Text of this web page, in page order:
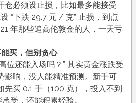
仓必须设止损，比如最多能接受
“下跌 29.7 元 / 克” 止损，到点
年那些追高伦敦金的人，一天亏
买，但别贪心
位还能入场吗？” 其实黄金涨跌受
影响，没人能精准预测。新手可
先买 0.1 手（100 克），投入不到
受，还能积累经验。